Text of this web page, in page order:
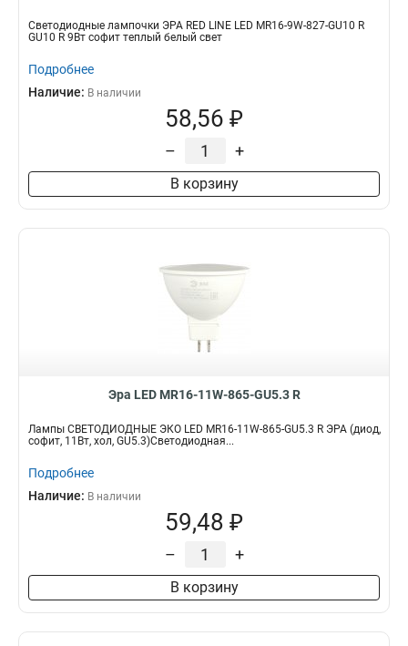
Светодиодные лампочки ЭРА RED LINE LED MR16-9W-827-GU10 R
GU10 R 9Вт софит теплый белый свет
Подробнее
Наличие: В наличии
58,56 ₽
– +
В корзину
Эра LED MR16-11W-865-GU5.3 R
Лампы СВЕТОДИОДНЫЕ ЭКО LED MR16-11W-865-GU5.3 R ЭРА (диод,
софит, 11Вт, хол, GU5.3)Светодиодная...
Подробнее
Наличие: В наличии
59,48 ₽
– +
В корзину